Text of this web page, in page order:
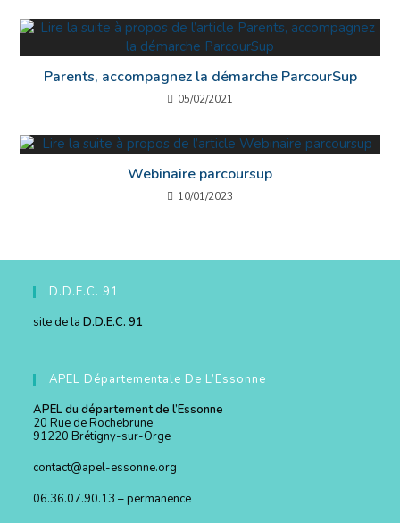
Parents, accompagnez la démarche ParcourSup
05/02/2021
Webinaire parcoursup
10/01/2023
D.D.E.C. 91
site de laD.D.E.C. 91
APEL Départementale De L’Essonne
APEL du département de l’Essonne
20 Rue de Rochebrune
91220 Brétigny-sur-Orge
contact@apel-essonne.org
06.36.07.90.13 – permanence